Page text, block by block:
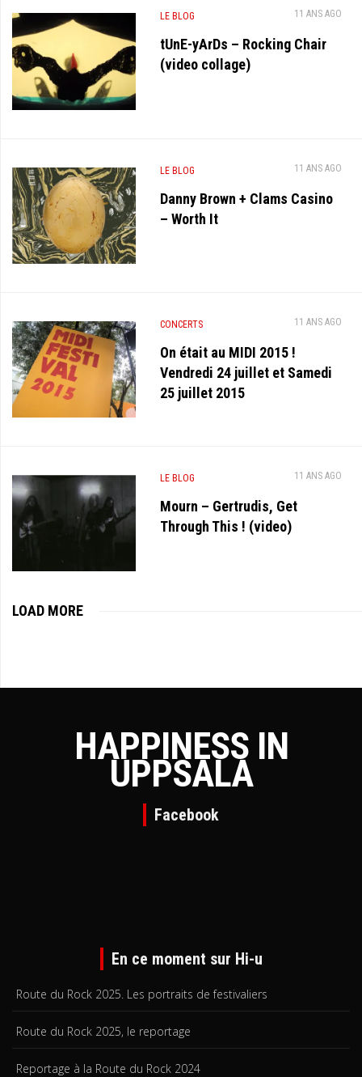
LE BLOG 11 ANS AGO
tUnE-yArDs – Rocking Chair
(video collage)
LE BLOG 11 ANS AGO
Danny Brown + Clams Casino
– Worth It
CONCERTS 11 ANS AGO
On était au MIDI 2015 !
Vendredi 24 juillet et Samedi
25 juillet 2015
LE BLOG 11 ANS AGO
Mourn – Gertrudis, Get
Through This ! (video)
LOAD MORE
HAPPINESS IN
UPPSALA
Facebook
En ce moment sur Hi-u
Route du Rock 2025. Les portraits de festivaliers
Route du Rock 2025, le reportage
Reportage à la Route du Rock 2024